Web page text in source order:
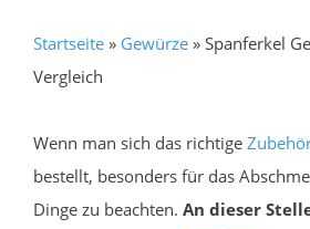
Startseite » Gewürze » Spanferkel
Vergleich
Wenn man sich das richtige
bestellt, besonders für das
Dinge zu beachten. An dieser